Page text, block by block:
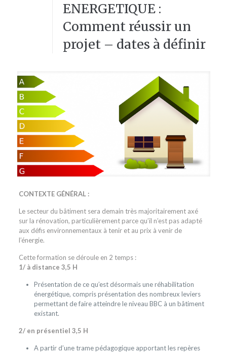
ENERGETIQUE :
Comment réussir un
projet – dates à définir
CONTEXTE GÉNÉRAL :
Le secteur du bâtiment sera demain très majoritairement axé
sur la rénovation, particulièrement parce qu’il n’est pas adapté
aux défis environnementaux à tenir et au prix à venir de
l’énergie.
Cette formation se déroule en 2 temps :
1/ à distance 3,5 H
Présentation de ce qu’est désormais une réhabilitation
énergétique, compris présentation des nombreux leviers
permettant de faire atteindre le niveau BBC à un bâtiment
existant.
2/ en présentiel 3,5 H
A partir d’une trame pédagogique apportant les repères